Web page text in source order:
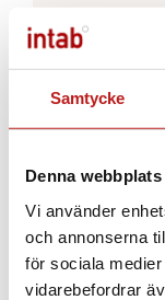
Samtycke
Denna
Vi använder
och annonserna
för sociala
vidarebefordrar
Tidskontant-
Varför mäta
Skillnad på
Varför ska jag
Senaste